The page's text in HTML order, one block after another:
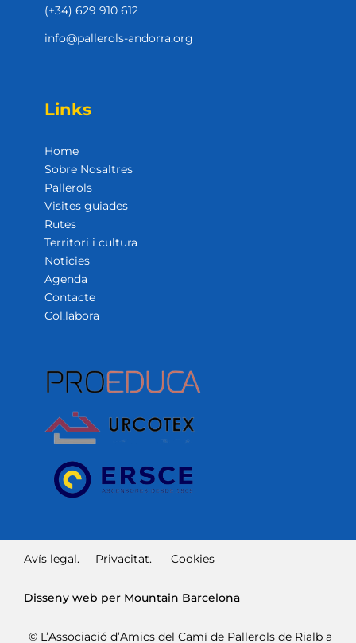
(+34) 629 910 612
info@pallerols-andorra.org
Links
Home
Sobre Nosaltres
Pallerols
Visites guiades
Rutes
Territori i cultura
Noticies
Agenda
Contacte
Col.labora
Avís legal. Privacitat. Cookies
Disseny web per Mountain Barcelona
© L’Associació d’Amics del Camí de Pallerols de Rialb a